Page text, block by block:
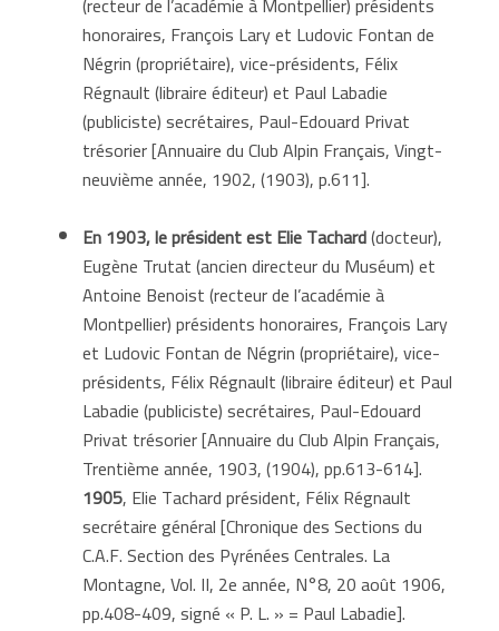
honoraires, François Lary et Ludovic Fontan de
Négrin (propriétaire), vice-présidents, Félix
Régnault (libraire éditeur) et Paul Labadie
(publiciste) secrétaires, Paul-Edouard Privat
trésorier [Annuaire du Club Alpin Français, Vingt-
neuvième année, 1902, (1903), p.611].
En 1903,leprésident estElie Tachard(docteur),
Eugène Trutat (ancien directeur du Muséum) et
Antoine Benoist (recteur de l’académie à
Montpellier) présidents honoraires, François Lary
et Ludovic Fontan de Négrin (propriétaire), vice-
présidents, Félix Régnault (libraire éditeur) et Paul
Labadie (publiciste) secrétaires, Paul-Edouard
Privat trésorier [Annuaire du Club Alpin Français,
Trentième année, 1903, (1904), pp.613-614].
1905, Elie Tachard président, Félix Régnault
secrétaire général [Chronique des Sections du
C.A.F. Section des Pyrénées Centrales. La
Montagne, Vol. II, 2e année, N°8, 20 août 1906,
pp.408-409, signé « P. L. » = Paul Labadie].